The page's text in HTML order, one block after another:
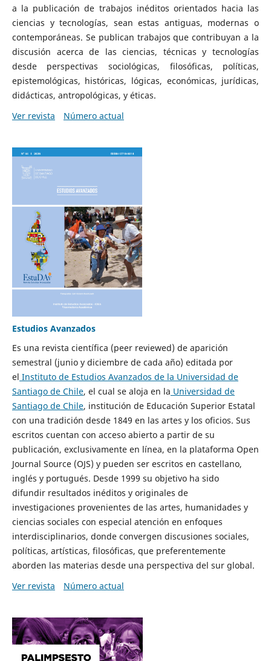
a la publicación de trabajos inéditos orientados hacia las
ciencias y tecnologías, sean estas antiguas, modernas o
contemporáneas. Se publican trabajos que contribuyan a la
discusión acerca de las ciencias, técnicas y tecnologías
desde perspectivas sociológicas, filosóficas, políticas,
epistemológicas, históricas, lógicas, económicas, jurídicas,
didácticas, antropológicas, y éticas.
Ver revista
Número actual
Estudios Avanzados
Es una revista científica (peer reviewed) de aparición
semestral (junio y diciembre de cada año) editada por
el Instituto de Estudios Avanzados de la Universidad de
Santiago de Chile, el cual se aloja en la Universidad de
Santiago de Chile, institución de Educación Superior Estatal
con una tradición desde 1849 en las artes y los oficios. Sus
escritos cuentan con acceso abierto a partir de su
publicación, exclusivamente en línea, en la plataforma Open
Journal Source (OJS) y pueden ser escritos en castellano,
inglés y portugués. Desde 1999 su objetivo ha sido
difundir resultados inéditos y originales de
investigaciones provenientes de las artes, humanidades y
ciencias sociales con especial atención en enfoques
interdisciplinarios, donde convergen discusiones sociales,
políticas, artísticas, filosóficas, que preferentemente
aborden las materias desde una perspectiva del sur global.
Ver revista
Número actual